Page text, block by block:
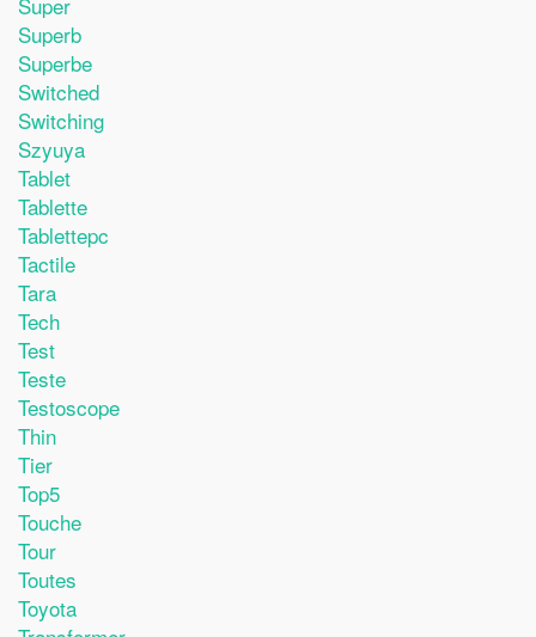
Superb
Superbe
Switched
Switching
Szyuya
Tablet
Tablette
Tablettepc
Tactile
Tara
Tech
Test
Teste
Testoscope
Thin
Tier
Top5
Touche
Tour
Toutes
Toyota